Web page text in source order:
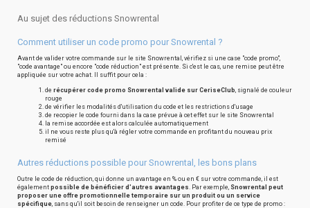
Au sujet des réductions Snowrental
Comment utiliser un code promo pour Snowrental ?
Avant de valider votre commande sur le site Snowrental, vérifiez si une case "code promo",
"code avantage" ou encore "code réduction" est présente. Si c'est le cas, une remise peut être
appliquée sur votre achat. Il suffit pour cela :
de récupérer code promo Snowrental valide sur CeriseClub, signalé de couleur
rouge
de vérifier les modalités d'utilisation du code et les restrictions d'usage
de recopier le code fourni dans la case prévue à cet effet sur le site Snowrental
la remise accordée est alors calculée automatiquement
il ne vous reste plus qu'à régler votre commande en profitant du nouveau prix
remisé
Autres réductions possible pour Snowrental, les bons plans
Outre le code de réduction, qui donne un avantage en % ou en € sur votre commande, il est
également possible de bénéficier d'autres avantages. Par exemple, Snowrental peut
proposer une offre promotionnelle temporaire sur un produit ou un service
spécifique, sans qu'il soit besoin de renseigner un code. Pour profiter de ce type de promo :